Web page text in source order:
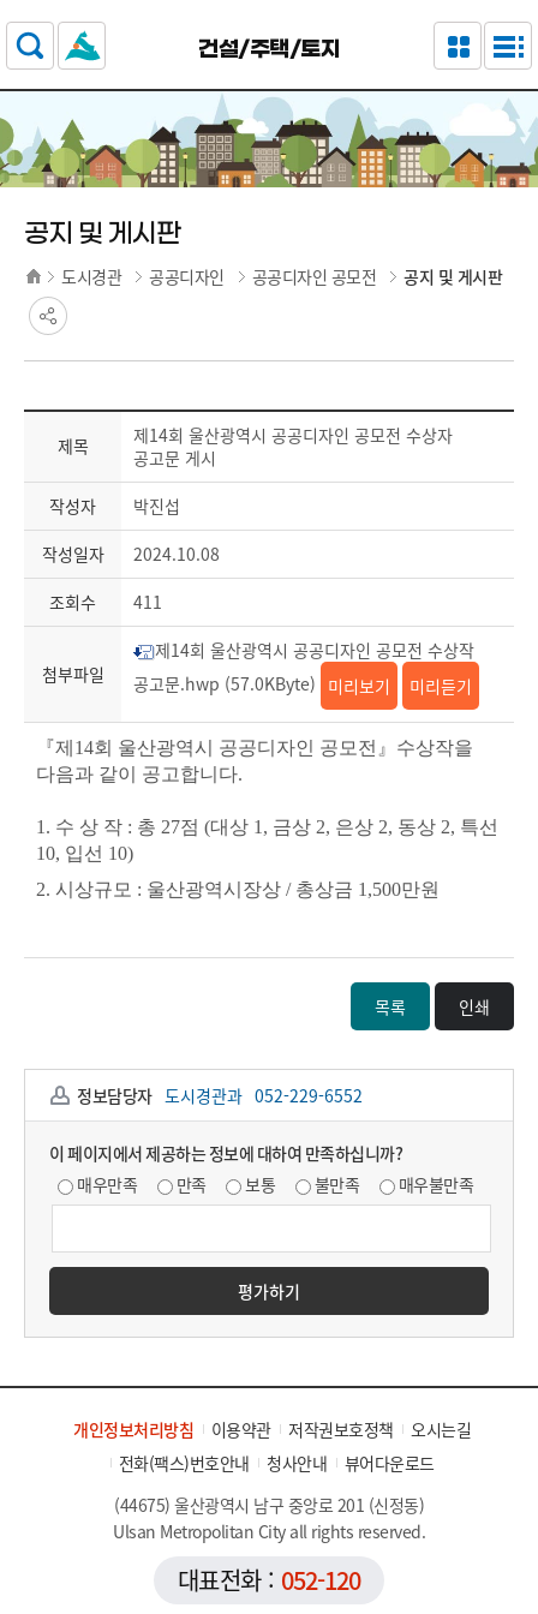
주요 메뉴로 건너뛰기
본문으로가기
건설/주택/토지
공지 및 게시판
도시경관 공공디자인 공공디자인 공모전 공지 및 게시판
제목
제14회 울산광역시 공공디자인 공모전 수상자
공고문 게시
작성자
박진섭
작성일자
2024.10.08
조회수
411
첨부파일
제14회 울산광역시 공공디자인 공모전 수상작
공고문.hwp (57.0KByte) 미리보기 미리듣기
『제14회 울산광역시 공공디자인 공모전』수상작을
다음과 같이 공고합니다.
1. 수 상 작 : 총 27점 (대상 1, 금상 2, 은상 2, 동상 2, 특선
10, 입선 10)
2. 시상규모 : 울산광역시장상 / 총상금 1,500만원
목록 인쇄
정보담당자 도시경관과 052-229-6552
이 페이지에서 제공하는 정보에 대하여 만족하십니까?
매우만족
만족 보통 불만족 매우불만족
평가하기
개인정보처리방침 이용약관 저작권보호정책
오시는길
전화(팩스)번호안내
청사안내
뷰어다운로드
(44675) 울산광역시 남구 중앙로 201 (신정동)
Ulsan Metropolitan City all rights reserved.
대표전화 : 052-120